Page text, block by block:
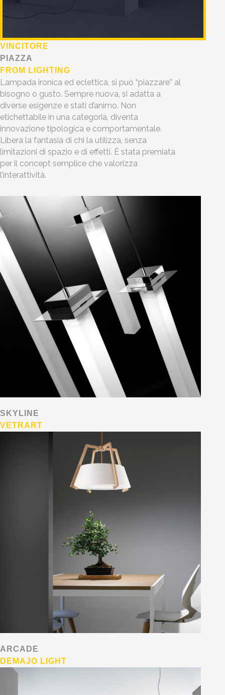
VINCITORE
PIAZZA
FROM LIGHTING
Lampada ironica ed eclettica, si può “piazzare” al
bisogno o gusto. Sempre nuova, si adatta a
diverse esigenze e stati d’animo. Non
etichettabile in una categoria, diventa
innovazione tipologica e comportamentale.
Libera la fantasia di chi la utilizza, senza
limitazioni di spazio e di effetti. È stata premiata
per il concept semplice che valorizza
l’interattività.
SKYLINE
VETRART
ARCADE
DEMAJO LIGHT